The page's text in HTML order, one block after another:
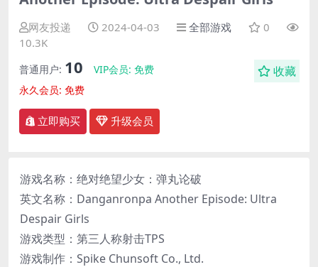
网友投递 2024-04-03 全部游戏
0
10.3K
普通用户: 10 VIP会员: 免费
永久会员: 免费
收藏
立即购买 升级会员
游戏名称：绝对绝望少女：弹丸论破
英文名称：Danganronpa Another Episode: Ultra
Despair Girls
游戏类型：第三人称射击TPS
游戏制作：Spike Chunsoft Co., Ltd.